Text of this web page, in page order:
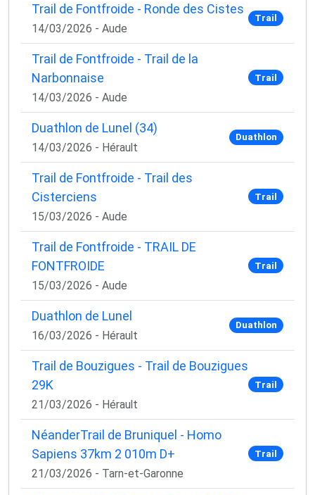
Trail de Fontfroide - Ronde des Cistes
14/03/2026 - Aude
Trail
Trail de Fontfroide - Trail de la
Narbonnaise
14/03/2026 - Aude
Trail
Duathlon de Lunel (34)
14/03/2026 - Hérault
Duathlon
Trail de Fontfroide - Trail des
Cisterciens
15/03/2026 - Aude
Trail
Trail de Fontfroide - TRAIL DE
FONTFROIDE
15/03/2026 - Aude
Trail
Duathlon de Lunel
16/03/2026 - Hérault
Duathlon
Trail de Bouzigues - Trail de Bouzigues
29K
21/03/2026 - Hérault
Trail
NéanderTrail de Bruniquel - Homo
Sapiens 37km 2 010m D+
21/03/2026 - Tarn-et-Garonne
Trail